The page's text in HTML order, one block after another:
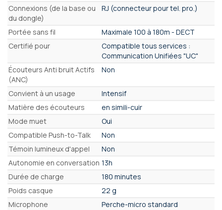
Connexions (de la base ou
du dongle)
RJ (connecteur pour tel. pro.)
Portée sans fil
Maximale 100 à 180m - DECT
Certifié pour
Compatible tous services :
Communication Unifiées "UC"
Écouteurs Anti bruit Actifs
(ANC)
Non
Convient à un usage
Intensif
Matière des écouteurs
en simili-cuir
Mode muet
Oui
Compatible Push-to-Talk
Non
Témoin lumineux d'appel
Non
Autonomie en conversation 13h
Durée de charge
180 minutes
Poids casque
22 g
Microphone
Perche-micro standard